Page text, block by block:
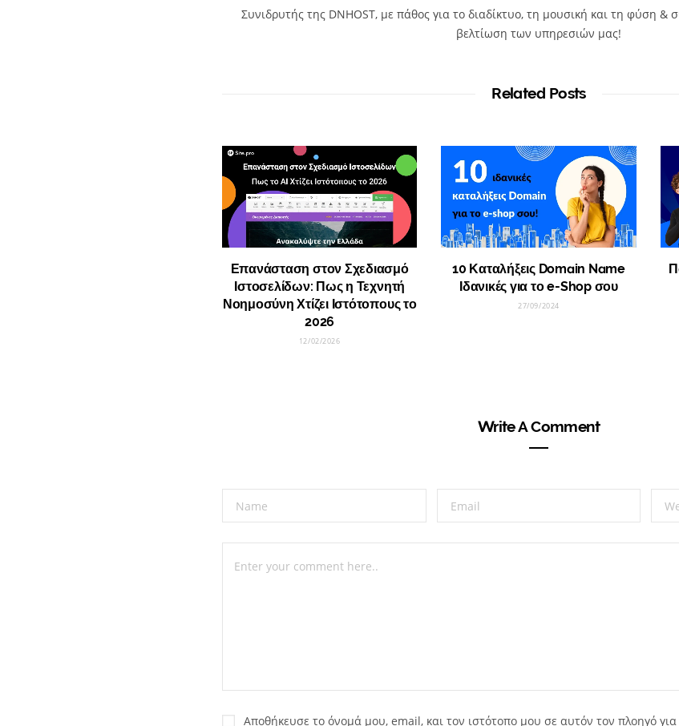
Συνιδρυτής της DNHOST, με πάθος για το διαδίκτυο, τη μουσική και τη φύση &
βελτίωση των υπηρεσιών μας!
Related Posts
Επανάσταση στον Σχεδιασμό
Ιστοσελίδων: Πως η Τεχνητή
Νοημοσύνη Χτίζει Ιστότοπους το
2026
12/02/2026
10 Καταλήξεις Domain Name
Ιδανικές για το e-Shop σου
27/09/2024
Write A Comment
Αποθήκευσε το όνομά μου, email, και τον ιστότοπο μου σε αυτόν τον πλοηγό